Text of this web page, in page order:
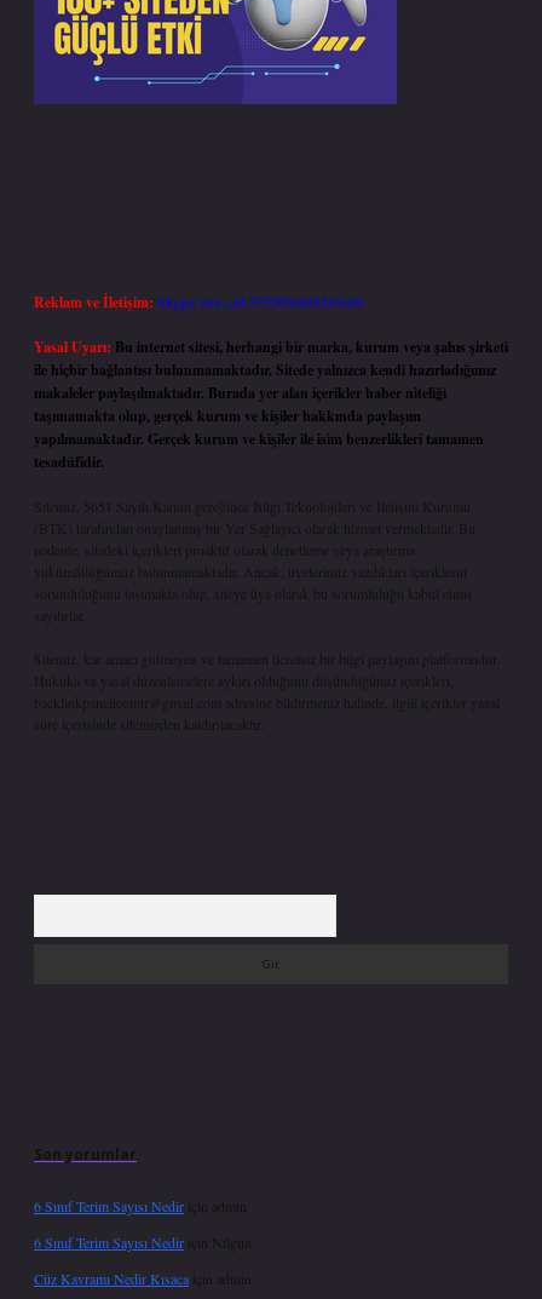
Reklam ve İletişim: Skype: live:.cid.575569c608265c69
Yasal Uyarı: Bu internet sitesi, herhangi bir marka, kurum veya şahıs şirketi
ile hiçbir bağlantısı bulunmamaktadır. Sitede yalnızca kendi hazırladığımız
makaleler paylaşılmaktadır. Burada yer alan içerikler haber niteliği
taşımamakta olup, gerçek kurum ve kişiler hakkında paylaşım
yapılmamaktadır. Gerçek kurum ve kişiler ile isim benzerlikleri tamamen
tesadüfidir.
Sitemiz, 5651 Sayılı Kanun gereğince Bilgi Teknolojileri ve İletişim Kurumu
(BTK) tarafından onaylanmış bir Yer Sağlayıcı olarak hizmet vermektedir. Bu
nedenle, sitedeki içerikleri proaktif olarak denetleme veya araştırma
yükümlülüğümüz bulunmamaktadır. Ancak, üyelerimiz yazdıkları içeriklerin
sorumluluğunu taşımakta olup, siteye üye olarak bu sorumluluğu kabul etmiş
sayılırlar.
Sitemiz, kar amacı gütmeyen ve tamamen ücretsiz bir bilgi paylaşım platformudur.
Hukuka ve yasal düzenlemelere aykırı olduğunu düşündüğünüz içerikleri,
backlinkpanelicomtr@gmail.com
adresine bildirmeniz halinde, ilgili içerikler yasal
süre içerisinde sitemizden kaldırılacaktır.
Son yorumlar
6 Sınıf Terim Sayısı Nedir için
admin
6 Sınıf Terim Sayısı Nedir için Nilgün
Cüz Kavramı Nedir Kısaca için
admin